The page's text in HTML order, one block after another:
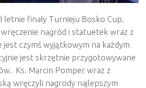
letnie finały Turnieju Bosko Cup.
wręczenie nagród i statuetek wraz z
jest czymś wyjątkowym na każdym
jest skrzętnie przygotowywane
Ks. Marcin Pomper wraz z
wręczyli nagrody najlepszym